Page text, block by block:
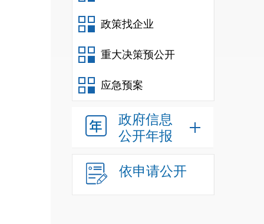
政策找企业
重大决策预公开
应急预案
政府信息
公开年报
依申请公开